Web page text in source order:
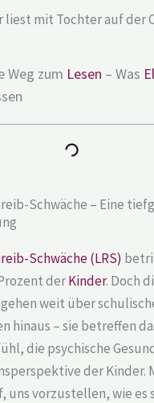
Weg zum Lesen – Was
Schwäche – Eine
Schwäche (LRS)
derKinder. Doch
weit über
hinaus – sie betreffen
die psychische
der Kinder.
uns vorzustellen, wie es